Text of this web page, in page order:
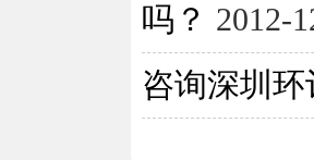
吗？ 2012-
咨询深圳